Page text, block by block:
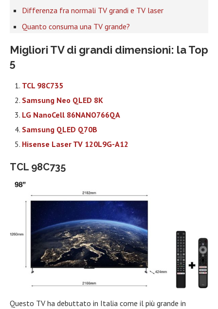
Differenza fra normali TV grandi e TV laser
Quanto consuma una TV grande?
Migliori TV di grandi dimensioni: la Top
5
TCL 98C735
Samsung Neo QLED 8K
LG NanoCell 86NANO766QA
Samsung QLED Q70B
Hisense Laser TV 120L9G-A12
TCL 98C735
Questo TV ha debuttato in Italia come il più grande in